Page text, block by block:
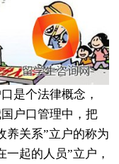
是个法律概念，
户口管理中，把
养关系”立户的称为
起的人员”立户，